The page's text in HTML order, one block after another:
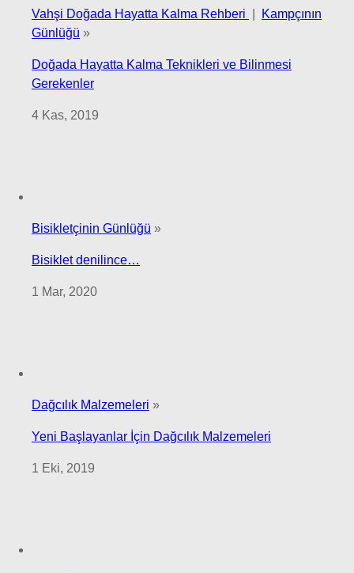
Vahşi Doğada Hayatta Kalma Rehberi
Kampçının
Günlüğü »
Doğada Hayatta Kalma Teknikleri ve Bilinmesi
Gerekenler
4 Kas, 2019
Bisikletçinin Günlüğü »
Bisiklet denilince…
1 Mar, 2020
Dağcılık Malzemeleri »
Yeni Başlayanlar İçin Dağcılık Malzemeleri
1 Eki, 2019